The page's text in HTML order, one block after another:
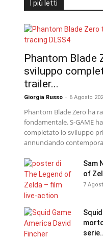
I più letti
Phantom Blade
sviluppo
trailer...
Giorgia Russo - 6 Agosto
Phantom Blade Zero ha
fondamentale. S-GAME
completato lo sviluppo
annunciando
Sam
of
7